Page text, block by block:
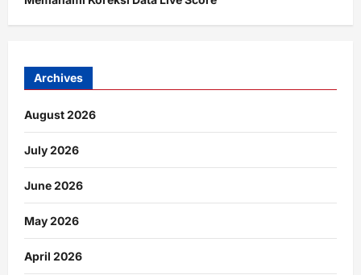
Archives
August 2026
July 2026
June 2026
May 2026
April 2026